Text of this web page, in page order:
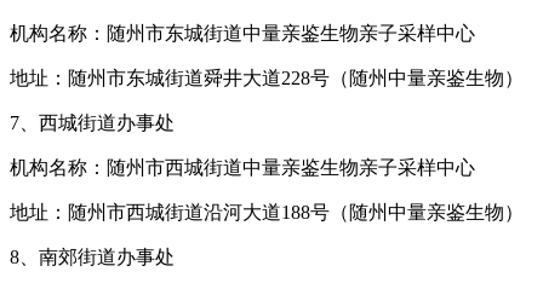
机构名称：随州市东城街道中量亲鉴生物亲子采样中心
地址：随州市东城街道舜井大道228号（随州中量亲鉴生物）
7、西城街道办事处
机构名称：随州市西城街道中量亲鉴生物亲子采样中心
地址：随州市西城街道沿河大道188号（随州中量亲鉴生物）
8、南郊街道办事处